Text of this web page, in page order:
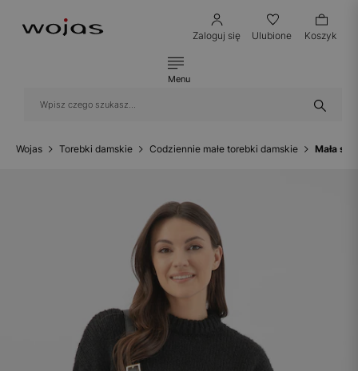
Zaloguj się Ulubione Koszyk
Menu
Wojas Torebki damskie Codziennie małe torebki damskie Mała